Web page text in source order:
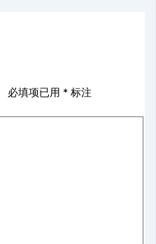
必填项已用 * 标注